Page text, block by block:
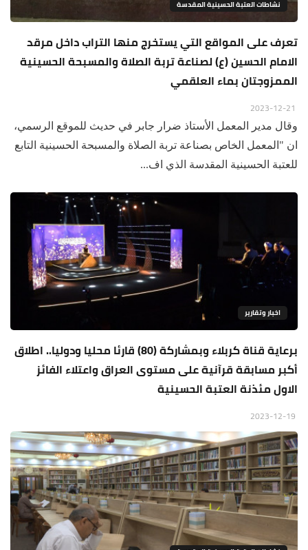
نشاطات العتبة الحسينية المقدسة
تعرف على المواقع التي يستخرج منها التراب داخل مرقد
الامام الحسين (ع) لصناعة تربة الصلاة والمسبحة الحسينية
الممزوجتان بماء العلقمي
وقال مدير المعمل الأستاذ ضرار جابر في حديث للموقع الرسمي،
ان "المعمل الخاص بصناعة تربة الصلاة والمسبحة الحسينية التابع
للعتبة الحسينية المقدسة الذي اف...
اخبار وتقارير
برعاية قناة كربلاء وبمشاركة (80) قارئا محليا ودوليا.. اطلاق
أكبر مسابقة قرآنية على مستوى العراق واعتلاء الفائز
الاول مئذنة العتبة الحسينية